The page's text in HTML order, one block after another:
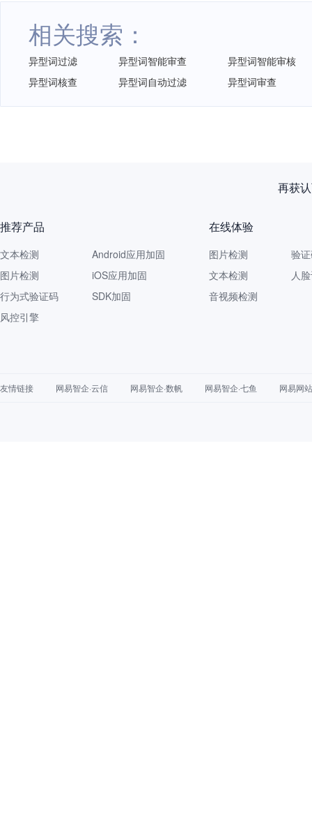
相关搜索：
异型词过滤 异型词智能审查
异型词智能审核
异型词核查
异型词自动过滤 异型词审查
再获
推荐产品
文本检测
图片检测
行为式验证码
风控引擎
Android应用加固
iOS应用加固
SDK加固
在线体验
图片检测
文本检测
音视频检测
验
人
友情链接 网易智企·云信 网易智企·数帆 网易智企·七鱼 网易网